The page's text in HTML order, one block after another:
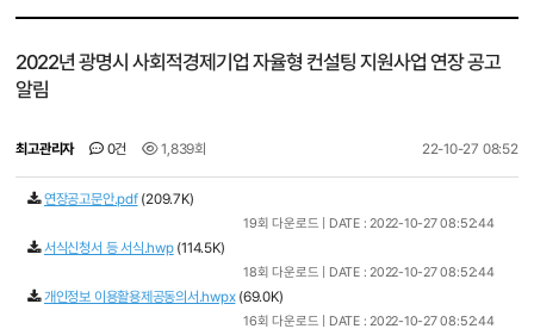
2022년 광명시 사회적경제기업 자율형 컨설팅 지원사업 연장 공고
알림
최고관리자 0건 1,839회 22-10-27 08:52
연장공고문안.pdf(209.7K)
19회 다운로드 | DATE : 2022-10-27 08:52:44
서식신청서 등 서식.hwp(114.5K)
18회 다운로드 | DATE : 2022-10-27 08:52:44
개인정보 이용활용제공동의서.hwpx(69.0K)
16회 다운로드 | DATE : 2022-10-27 08:52:44